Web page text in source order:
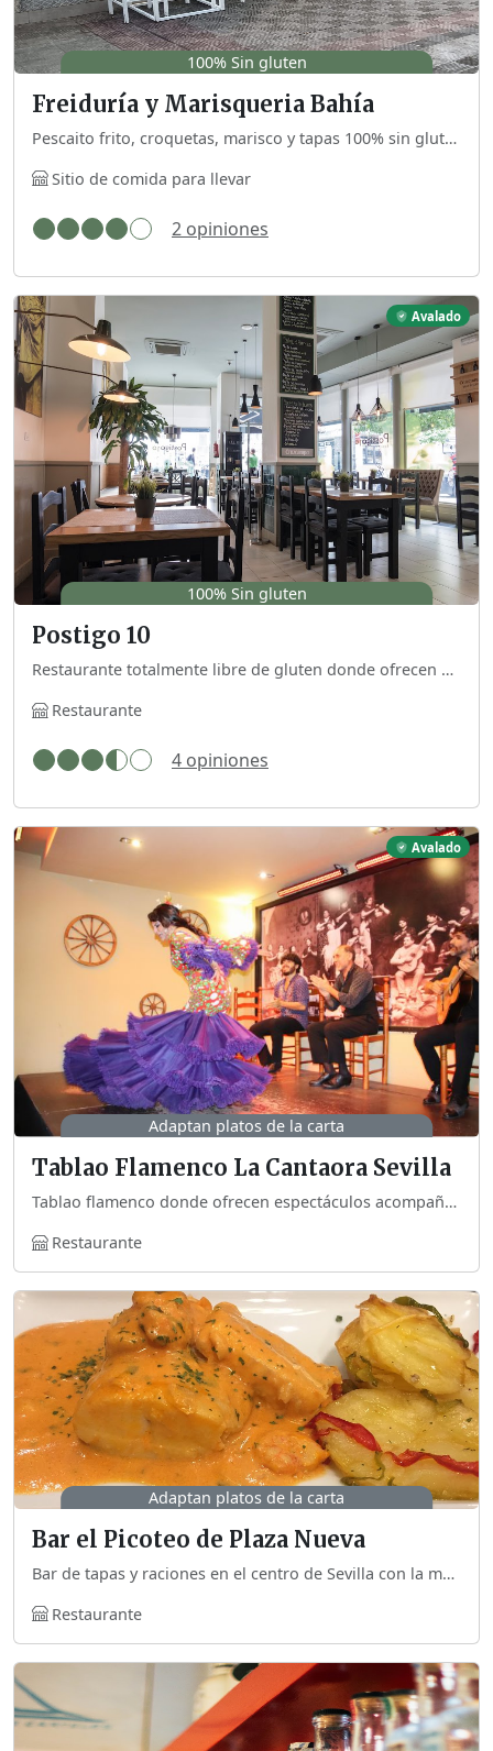
100% Sin gluten
Freiduría y Marisqueria Bahía
Pescaito frito, croquetas, marisco y tapas 100% sin gluten. Disponen de unas mesas altas para tomar allí, tanto dentro como en terraza, o también puedes pedirlo para llevar.
Sitio de comida para llevar
2 opiniones
100% Sin gluten
Avalado
Postigo 10
Restaurante totalmente libre de gluten donde ofrecen platos típicos y frituras.
Restaurante
4 opiniones
Adaptan platos de la carta
Avalado
Tablao Flamenco La Cantaora Sevilla
Tablao flamenco donde ofrecen espectáculos acompañados de un menú con una selección de platos que adaptan para celíacos. Están acreditados por la red Sevilla sin gluten.
Restaurante
Adaptan platos de la carta
Bar el Picoteo de Plaza Nueva
Bar de tapas y raciones en el centro de Sevilla con la mayoría de platos de la carta sin gluten.
Restaurante